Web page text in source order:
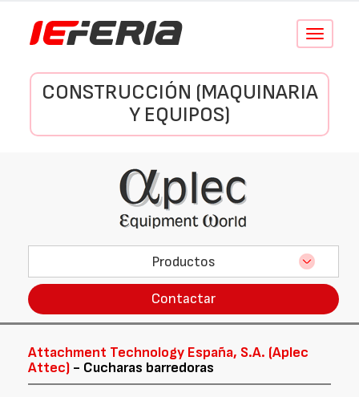
Conmutar
CONSTRUCCIÓN (MAQUINARIA
Y EQUIPOS)
Productos
Contactar
Attachment Technology España, S.A. (Aplec
Attec) - Cucharas barredoras